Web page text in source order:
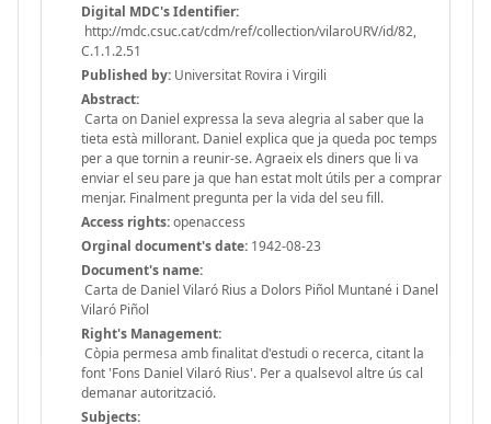
Digital MDC's Identifier:
http://mdc.csuc.cat/cdm/ref/collection/vilaroURV/id/82,
C.1.1.2.51
Published by: Universitat Rovira i Virgili
Abstract:
Carta on Daniel expressa la seva alegria al saber que la
tieta està millorant. Daniel explica que ja queda poc temps
per a que tornin a reunir-se. Agraeix els diners que li va
enviar el seu pare ja que han estat molt útils per a comprar
menjar. Finalment pregunta per la vida del seu fill.
Access rights:openaccess
Orginal document's date: 1942-08-23
Document's name:
Carta de Daniel Vilaró Rius a Dolors Piñol Muntané i Danel
Vilaró Piñol
Right's Management:
Còpia permesa amb finalitat d'estudi o recerca, citant la
font 'Fons Daniel Vilaró Rius'. Per a qualsevol altre ús cal
demanar autorització.
Subjects: